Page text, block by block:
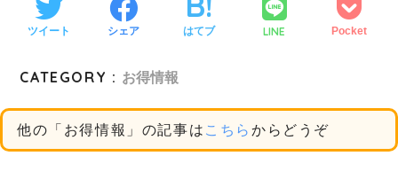
ツイート シェア はてブ LINE Pocket
CATEGORY : お得情報
他の「お得情報」の記事は こちらからどうぞ